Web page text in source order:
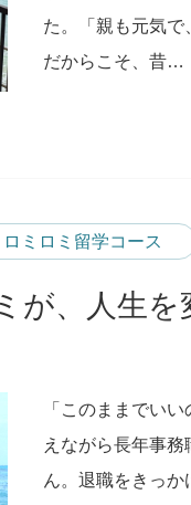
た。「親も元気で
だからこそ、昔…
ロミロミ留学コース
が、人生を
「このままでい
えながら長年事務
ん。退職をきっ